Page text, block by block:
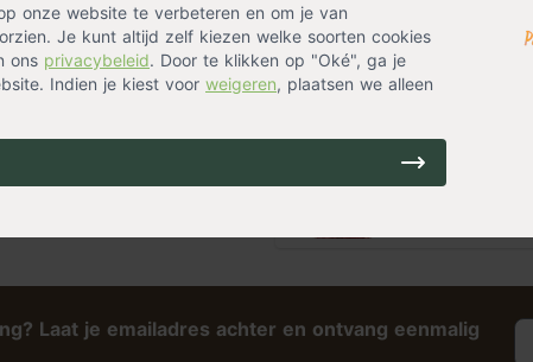
onze website te verbeteren en om je van
Je kunt altijd zelf kiezen welke soorten cookies
ons privacybeleid. Door te klikken op "Oké", ga je
Indien je kiest voor weigeren, plaatsen we alleen
Kerstslinger
Rood
Laat je emailadres achter en ontvang eenmalig